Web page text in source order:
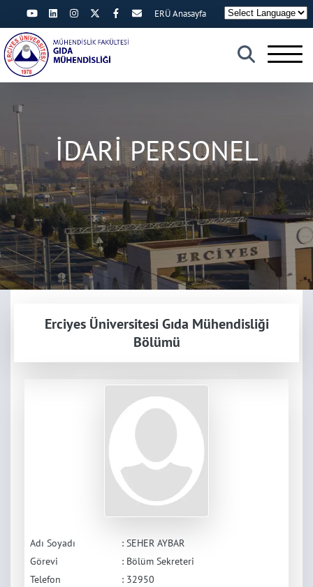
×
ERÜ Anasayfa
İDARİ PERSONEL
Erciyes Üniversitesi Gıda Mühendisliği
Bölümü
Adı Soyadı
: SEHER AYBAR
Görevi
: Bölüm Sekreteri
Telefon
: 32950